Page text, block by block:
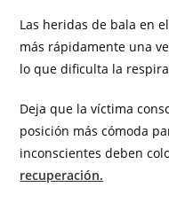
Las heridas de bala en
más rápidamente una
lo que dificulta la
Deja que la víctima
posición más cómoda
inconscientes deben
recuperación.